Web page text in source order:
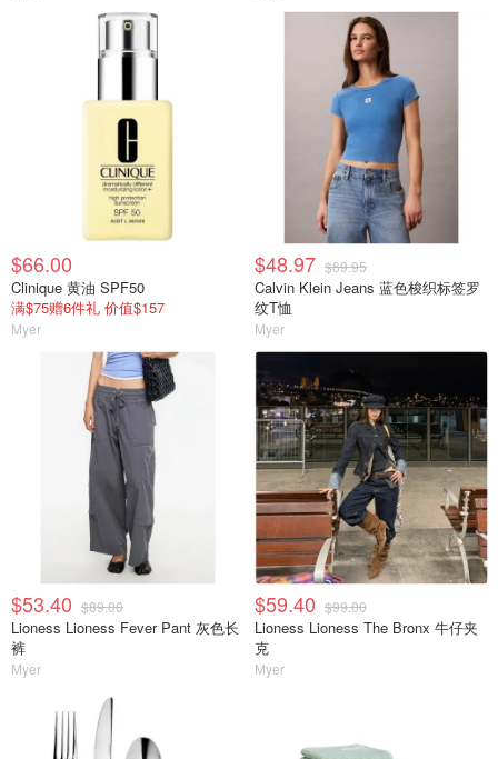
$66.00
Clinique 黄油 SPF50
满$75赠6件礼 价值$157
Myer
$48.97 $69.95
Calvin Klein Jeans 蓝色梭织标签罗
纹T恤
Myer
$53.40 $89.00
Lioness Lioness Fever Pant 灰色长
裤
Myer
$59.40 $99.00
Lioness Lioness The Bronx 牛仔夹
克
Myer